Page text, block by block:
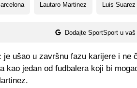
Lautaro Martinez Luis Suarez
Dodajte SportSport u
je ušao u završnu fazu karijere i ne
kao jedan od fudbalera koji bi